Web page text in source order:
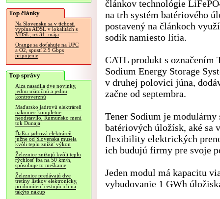
Top články
Na Slovensku sa v tichosti
vypína ADSL v lokalitách s
VDSL, už 31. mája
Orange sa doťahuje na UPC
a O2, spustí 2.5 Gbps
pripojenie
Top správy
Alza nasadila dve novinky,
jednu užitočnú a jednu
kontroverznú
Maďarsko jadrovú elektráreň
nakoniec kompletne
neodstavilo, Rumunsko mení
tok Dunaja
Ďalšia jadrová elektráreň
južne od Slovenska musela
kvôli teplu znížiť výkon
Železnice znižujú kvôli teplu
rýchlosť iba na 50 km/h,
spôsobuje to meškanie
Železnice predávajú dve
tretiny lístkov elektronicky,
po donútení cestujúcich na
takýto nákup
článkov technológie
na trh systém batériového
postavený na článkoch
sodík namiesto lítia.
CATL produkt s označením
Sodium Energy Storage
v druhej polovici júna,
začne od septembra.
Tener Sodium je
batériových úložísk, aké sa
flexibility elektrických
ich budujú firmy pre svoje
Jeden modul má kapacitu
vybudovanie 1 GWh